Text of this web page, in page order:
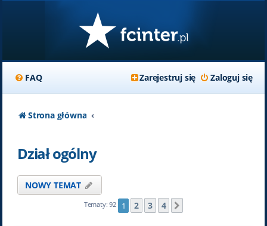
FAQ Zaloguj się
Zarejestruj się
Strona główna
Dział ogólny
NOWY TEMAT
Tematy: 92 1 2 3 4